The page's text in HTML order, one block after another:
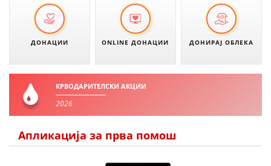
ДЕЈСТВУВАЊЕ
ДОНАЦИИ ONLINE ДОНАЦИИ ДОНИРАЈ ОБЛЕКА
КРВОДАРИТЕЛСКИ АКЦИИ
2026
Апликација за прва помош